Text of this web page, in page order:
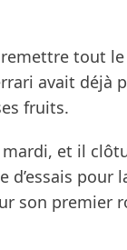
tout
avait déjà
fruits.
et il
pour
son premier